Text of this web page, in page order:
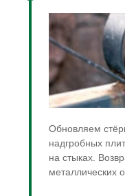
Обновляем
надгробных
на стыках.
металлических